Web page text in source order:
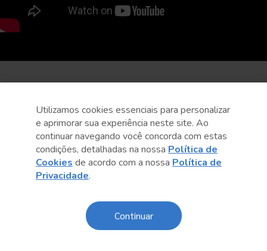
Utilizamos cookies essenciais para personalizar
e aprimorar sua experiência neste site. Ao
continuar navegando você concorda com estas
condições, detalhadas na nossa Política de
Cookies de acordo com a nossa Política de
Privacidade.
Continuar